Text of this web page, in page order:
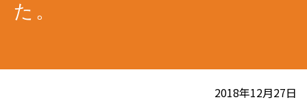
た。
2018年12月27日